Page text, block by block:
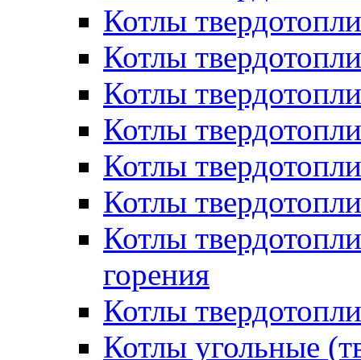
Котлы
Котлы
Котлы
Котлы
Котлы
Котлы
Котлы
горения
Котлы
Котлы угольные